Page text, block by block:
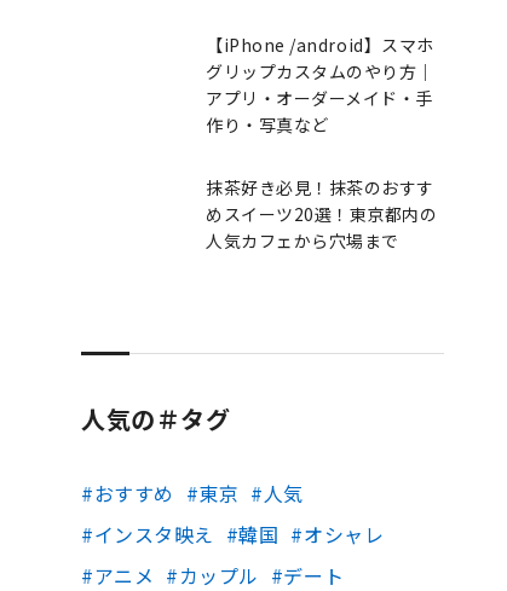
【iPhone /android】スマホ
グリップカスタムのやり方｜
アプリ・オーダーメイド・手
作り・写真など
抹茶好き必見！抹茶のおすす
めスイーツ20選！東京都内の
人気カフェから穴場まで
人気の＃タグ
おすすめ 東京
人気
インスタ映え
韓国
オシャレ
アニメ
カップル
デート